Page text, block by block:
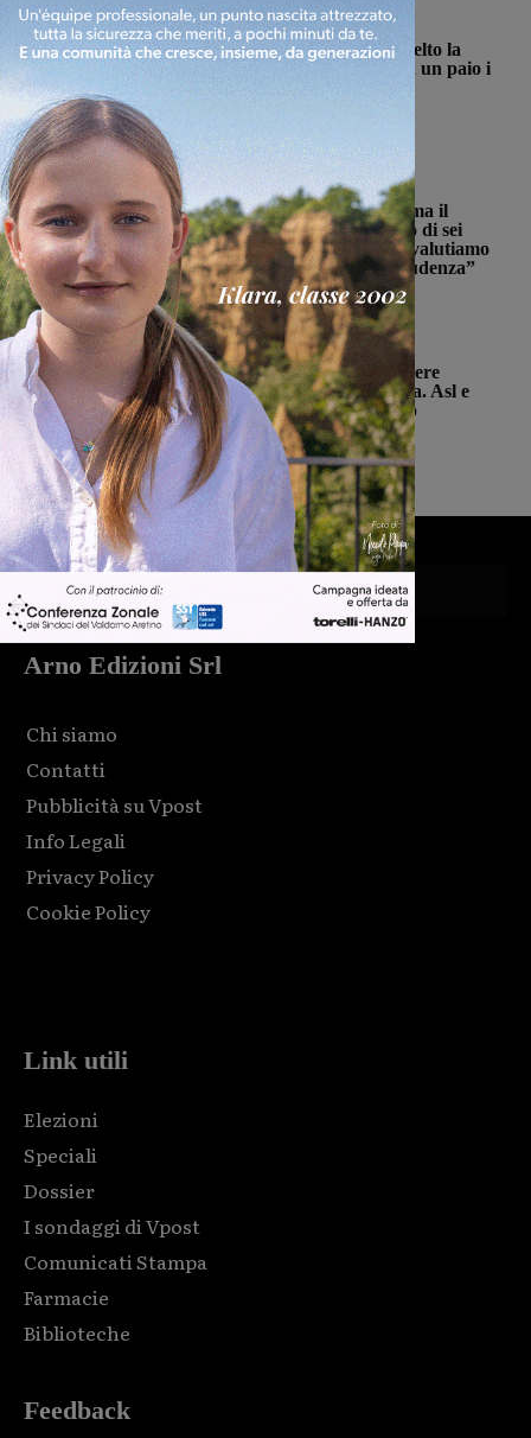
San Giovanni Valdarno
La Futsal Sangiovannese ha scelto la
strada della continuità, appena un paio i
volti nuovi
Michele Bossini 6 Agosto 2026
Cronaca
Punto Nascita, no alla deroga ma il
Ministero apre al monitoraggio di sei
mesi. Vadi: “Una risposta che valutiamo
positivamente anche se con prudenza”
Monica Campani - 6 Agosto 2026
Cronaca
Punto nascita: il CPNN dà parere
negativo alla richiesta di deroga. Asl e
Regione esprimono disappunto
Monica Campani - 6 Agosto 2026
Arno Edizioni Srl
Chi siamo
Contatti
Pubblicità su Vpost
Info Legali
Privacy Policy
Cookie Policy
Link utili
Elezioni
Speciali
Dossier
I sondaggi di Vpost
Comunicati Stampa
Farmacie
Biblioteche
Feedback